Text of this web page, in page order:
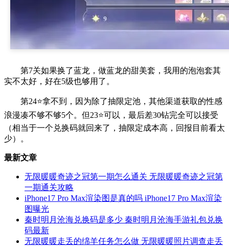
第7关如果换了蓝龙，做蓝龙的甜美套，我用的泡泡套其
实不太好，好在5级也够用了。
第24⭐拿不到，因为除了抽限定池，其他渠道获取的性感
浪漫凑不够不够5个。但23⭐可以，最后差30钻完全可以接受
（相当于一个兑换码就回来了，抽限定成本高，回报目前看太
少）。
最新文章
无限暖暖奇迹之冠第一期怎么通关 无限暖暖奇迹之冠第
一期通关攻略
iPhone17 Pro Max渲染图是真的吗 iPhone17 Pro Max渲染
图曝光
秦时明月沧海兑换码是多少 秦时明月沧海手游礼包兑换
码最新
无限暖暖走丢的绵羊任务怎么做 无限暖暖照片调查走丢